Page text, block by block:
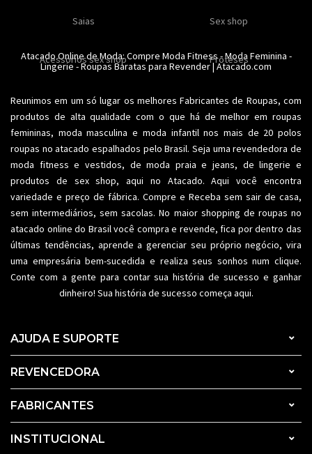
Moda fitness Moda praia
Plus size Acessórios femininos
Calcinhas Soutiens
Conjuntos Modeladores
Saias Sex shop
Acessorios sex shop Proteses
Atacado Online de Moda: Compre Moda Fitness-Moda Feminina -
Lingerie-Roupas Baratas para Revender| Atacado.com
Reunimos em um só lugar os melhoresFabricantes de Roupas, com
produtos de alta qualidade com o que há de melhor em roupas
femininas, moda masculina e moda infantil nos mais de 20 polos
roupas no atacado espalhados pelo Brasil. Seja uma revendedora de
moda fitness e vestidos, de moda praia e jeans, de lingerie e
produtos de sex shop, aqui no Atacado. Aqui você encontra
variedade e preço de fábrica. Compre e Receba sem sair de casa,
sem intermediários, sem sacolas. No maior shopping de roupas no
atacado online do Brasil você compra e revende, fica por dentro das
últimas tendências, aprende a gerenciar seu próprio negócio, vira
uma empresária bem-sucedida e realiza seus sonhos num clique.
Conte com a gente para contar sua história de sucesso e ganhar
dinheiro! Sua história de sucesso começa aqui.
AJUDA E SUPORTE
REVENCEDORA
FABRICANTES
INSTITUCIONAL